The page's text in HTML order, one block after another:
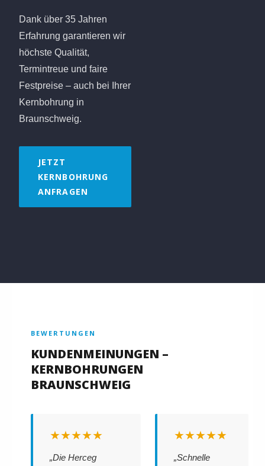
Dank über 35 Jahren
Erfahrung garantieren wir
höchste Qualität,
Termintreue und faire
Festpreise – auch bei Ihrer
Kernbohrung in
Braunschweig.
JETZT
KERNBOHRUNG
ANFRAGEN
BEWERTUNGEN
KUNDENMEINUNGEN –
KERNBOHRUNGEN
BRAUNSCHWEIG
★★★★★
„Die Herceg
★★★★★
„Schnelle